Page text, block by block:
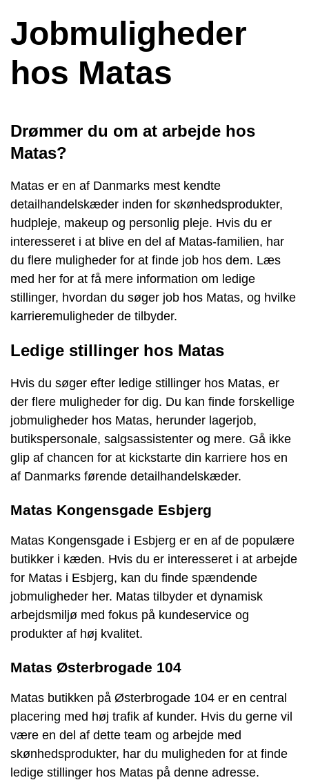
Jobmuligheder
hos Matas
Drømmer du om at arbejde hos
Matas?
Matas er en af Danmarks mest kendte
detailhandelskæder inden for skønhedsprodukter,
hudpleje, makeup og personlig pleje. Hvis du er
interesseret i at blive en del af Matas-familien, har
du flere muligheder for at finde job hos dem. Læs
med her for at få mere information om ledige
stillinger, hvordan du søger job hos Matas, og hvilke
karrieremuligheder de tilbyder.
Ledige stillinger hos Matas
Hvis du søger efter ledige stillinger hos Matas, er
der flere muligheder for dig. Du kan finde forskellige
jobmuligheder hos Matas, herunder lagerjob,
butikspersonale, salgsassistenter og mere. Gå ikke
glip af chancen for at kickstarte din karriere hos en
af Danmarks førende detailhandelskæder.
Matas Kongensgade Esbjerg
Matas Kongensgade i Esbjerg er en af de populære
butikker i kæden. Hvis du er interesseret i at arbejde
for Matas i Esbjerg, kan du finde spændende
jobmuligheder her. Matas tilbyder et dynamisk
arbejdsmiljø med fokus på kundeservice og
produkter af høj kvalitet.
Matas Østerbrogade 104
Matas butikken på Østerbrogade 104 er en central
placering med høj trafik af kunder. Hvis du gerne vil
være en del af dette team og arbejde med
skønhedsprodukter, har du muligheden for at finde
ledige stillinger hos Matas på denne adresse.